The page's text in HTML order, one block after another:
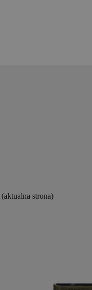
(aktualna strona)